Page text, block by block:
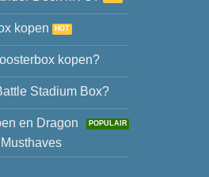
kopen
kopen?
Stadium Box?
en Dragon